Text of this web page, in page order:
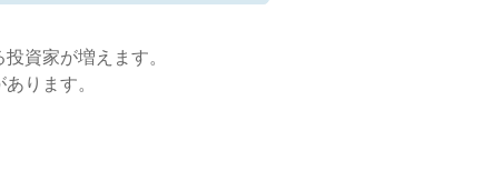
資家が増えます。
ります。